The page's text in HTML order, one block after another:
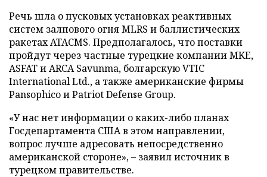
Речь шла о пусковых установках реактивных
систем залпового огня MLRS и баллистических
ракетах ATACMS. Предполагалось, что поставки
пройдут через частные турецкие компании MKE,
ASFAT и ARCA Savunma, болгарскую VTIC
International Ltd., а также американские фирмы
Pansophico и Patriot Defense Group.
«У нас нет информации о каких-либо планах
Госдепартамента США в этом направлении,
вопрос лучше адресовать непосредственно
американской стороне», – заявил источник в
турецком правительстве.